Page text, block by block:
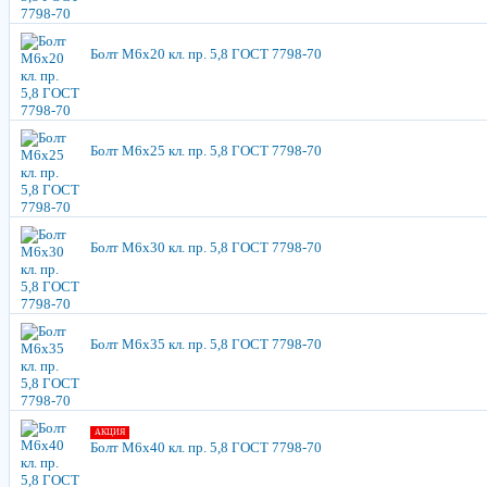
Болт М6х20 кл. пр. 5,8 ГОСТ 7798-70
Болт М6х25 кл. пр. 5,8 ГОСТ 7798-70
Болт М6х30 кл. пр. 5,8 ГОСТ 7798-70
Болт М6х35 кл. пр. 5,8 ГОСТ 7798-70
АКЦИЯ
Болт М6х40 кл. пр. 5,8 ГОСТ 7798-70